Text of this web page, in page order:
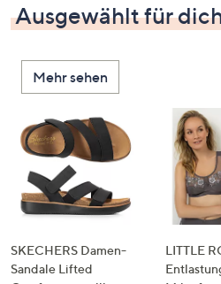
Ausgewählt für
Mehr sehen
SKECHERS Damen-
Sandale Lifted
LITTLE